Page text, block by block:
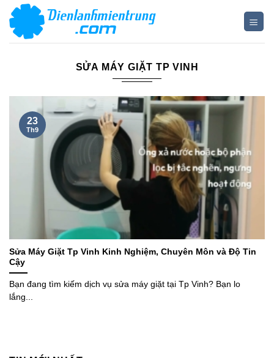
qua
SỬA MÁY GIẶT TP VINH
Sửa Máy Giặt Tp Vinh Kinh Nghiệm, Chuyên Môn và Độ Tin
Cậy
Bạn đang tìm kiếm dịch vụ sửa máy giặt tại Tp Vinh? Bạn lo
lắng...
23
Th9